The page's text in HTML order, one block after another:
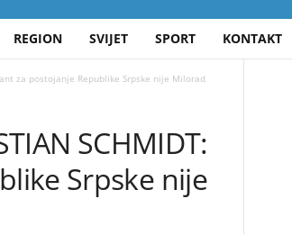
REGION SVIJET SPORT KONTAKT
za postojanje Republike Srpske nije Milorad
SCHMIDT:
Srpske nije